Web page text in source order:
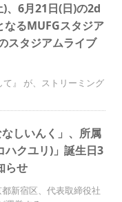
、6月21日(日)の2d
るMUFGスタジア
スタジアムライブ
』 が、ストリーミング
しいんく」、所属
クユリ)」誕生日3
らせ
新宿区、代表取締役社